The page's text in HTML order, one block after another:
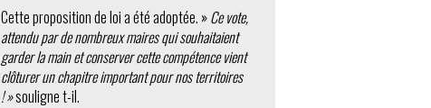
Cette proposition de loi a été adoptée. »Ce vote,
attendu par de nombreux maires qui souhaitaient
garder la main et conserver cette compétence vient
clôturer un chapitre important pour nos territoires
! »souligne t-il.